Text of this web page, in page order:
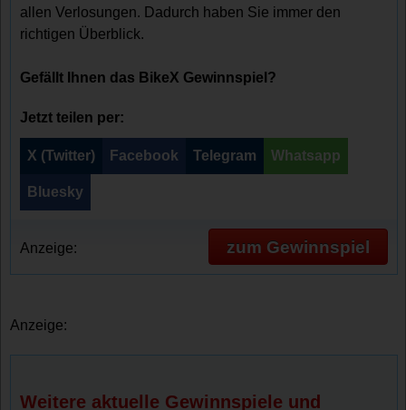
allen Verlosungen. Dadurch haben Sie immer den
richtigen Überblick.
Gefällt Ihnen das BikeX Gewinnspiel?
Jetzt teilen per:
X (Twitter) Facebook Telegram Whatsapp
Bluesky
Anzeige: zum Gewinnspiel
Anzeige:
Weitere aktuelle Gewinnspiele und